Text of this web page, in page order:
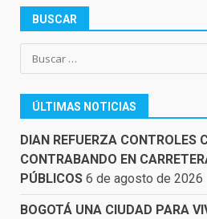
BUSCAR
Buscar:
ÚLTIMAS NOTICIAS
DIAN REFUERZA CONTROLES
CONTRABANDO EN
PÚBLICOS 6 de agosto de 2026
BOGOTÁ UNA CIUDAD PARA